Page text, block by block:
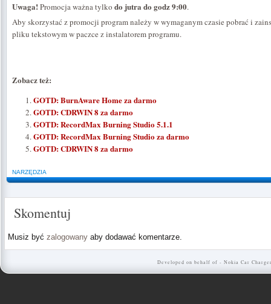
Uwaga!Promocja ważna tylko do jutra do godz 9:00.
Aby skorzystać z promocji program należy w wymaganym czasie pobrać i
pliku tekstowym w paczce z instalatorem programu.
Zobacz też:
GOTD: BurnAware Home za darmo
GOTD: CDRWIN 8 za darmo
GOTD: RecordMax Burning Studio 5.1.1
GOTD: RecordMax Burning Studio za darmo
GOTD: CDRWIN 8 za darmo
NARZĘDZIA
Skomentuj
Musiz być zalogowany aby dodawać komentarze.
Developed on behalf of - Nokia Car